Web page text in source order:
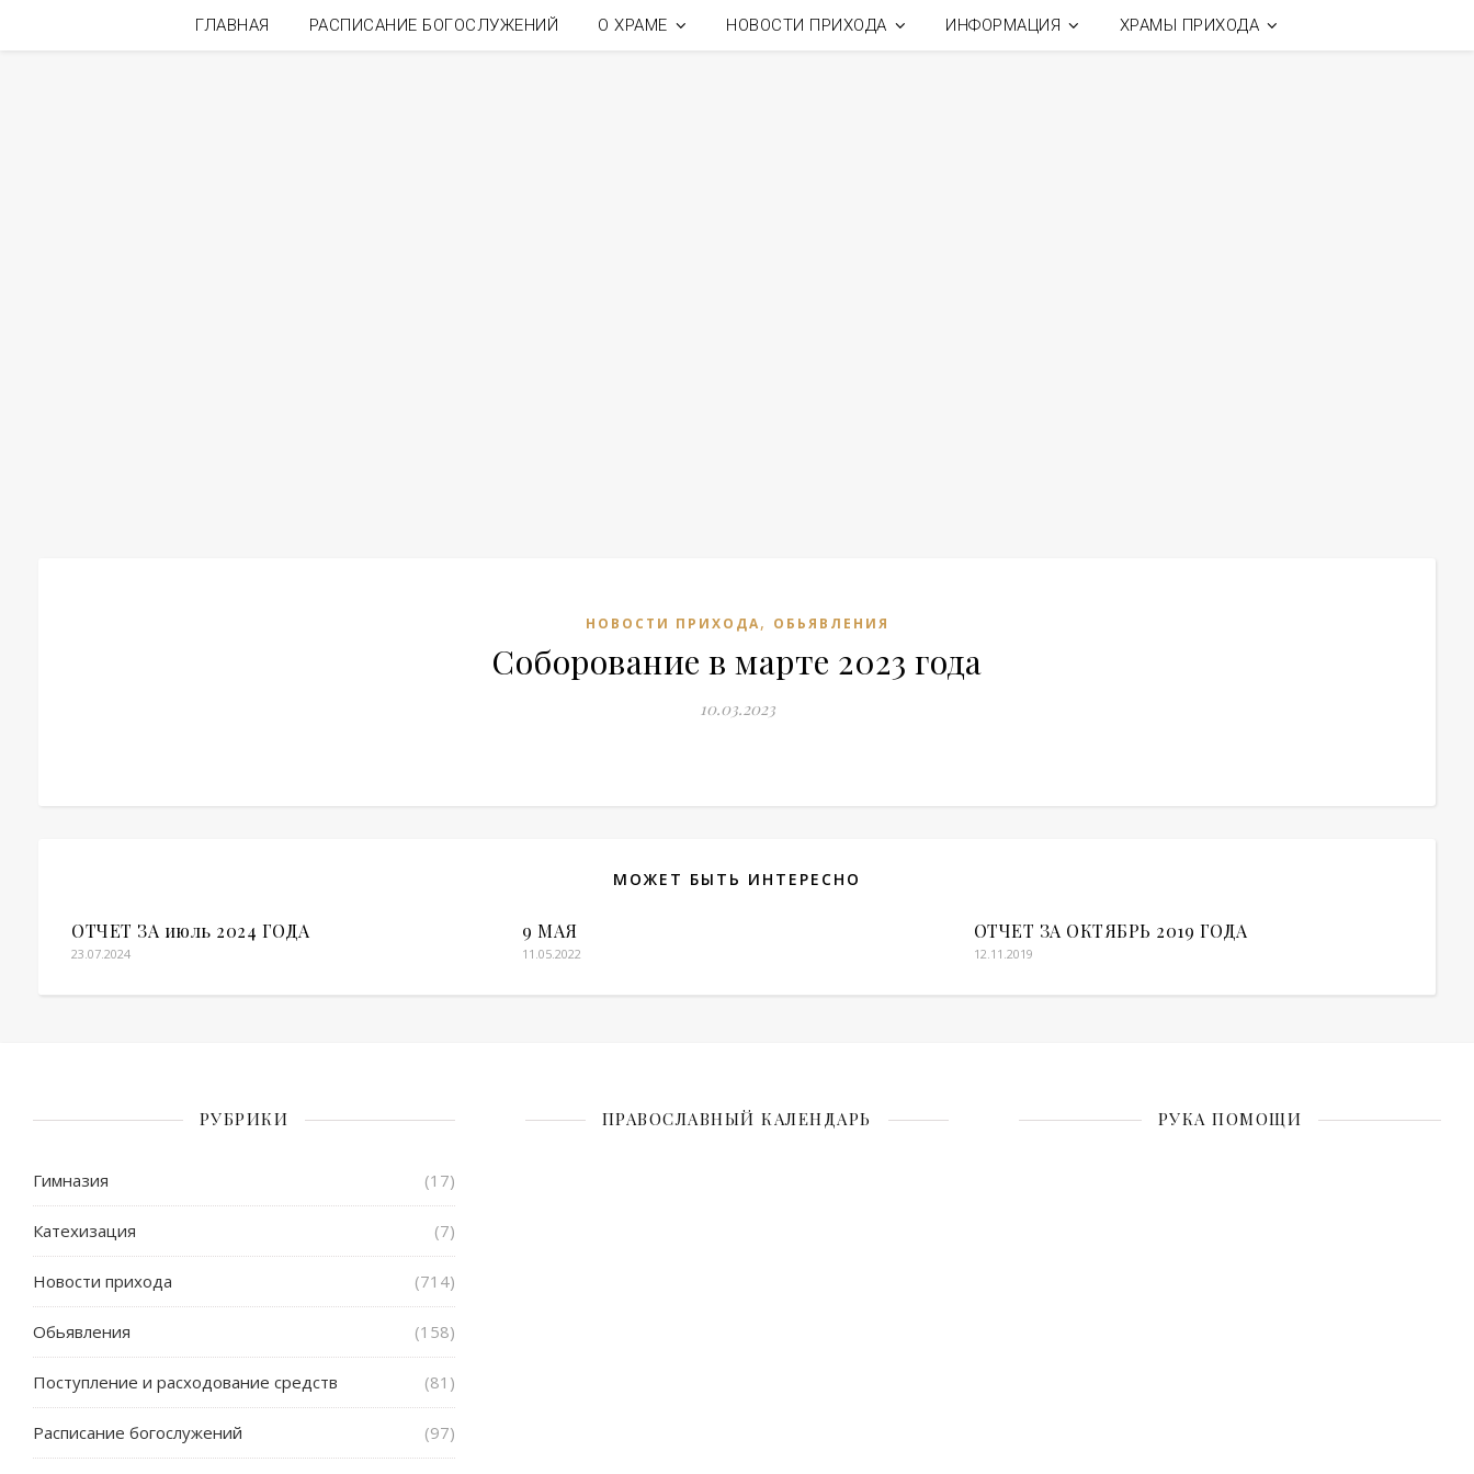
ГЛАВНАЯ РАСПИСАНИЕ БОГОСЛУЖЕНИЙ О ХРАМЕ НОВОСТИ ПРИХОДА ИНФОРМАЦИЯ ХРАМЫ ПРИХОДА
НОВОСТИ ПРИХОДА, ОБЬЯВЛЕНИЯ
Соборование в марте 2023 года
10.03.2023
МОЖЕТ БЫТЬ ИНТЕРЕСНО
ОТЧЕТ ЗА июль 2024 ГОДА
23.07.2024
9 МАЯ
11.05.2022
ОТЧЕТ ЗА ОКТЯБРЬ 2019 ГОДА
12.11.2019
РУБРИКИ
Гимназия (17)
Катехизация (7)
Новости прихода (714)
Обьявления (158)
Поступление и расходование средств (81)
Расписание богослужений (97)
ПРАВОСЛАВНЫЙ КАЛЕНДАРЬ РУКА ПОМОЩИ